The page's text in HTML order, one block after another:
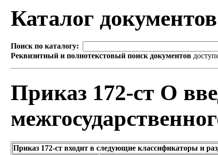
Каталог
Поиск по каталогу:
Реквизитный и полнотекстовый поиск документов
Приказ 172-ст О
Приказ 172-ст входит в следующие классификаторы и